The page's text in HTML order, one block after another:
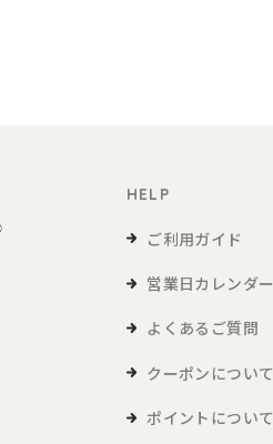
HELP
ご利用ガイド
営業日カレンダ
よくあるご質問
クーポンについて
ポイントについて